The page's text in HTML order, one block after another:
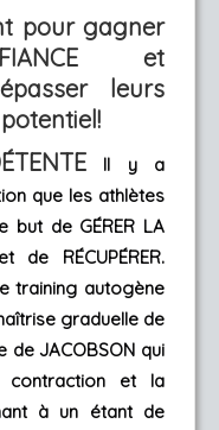
pour gagner
et
leurs
Il y a
que les athlètes
but de GÉRER LA
de RÉCUPÉRER.
training autogène
graduelle de
JACOBSON qui
contraction et la
à un étant de